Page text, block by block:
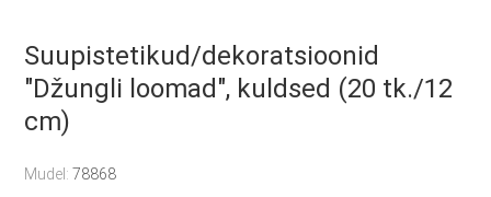
Suupistetikud/dekoratsioonid
"Džungli loomad", kuldsed (20 tk./12
cm)
Mudel:78868